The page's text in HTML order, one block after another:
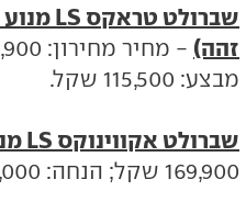
זהה)
מבצע: 115,500 שקל.
שברולט אקווינוקס LS מנוע 2.4 ליטר 2X4
169,900 שקל; הנחה: 9,000 שקל; מחיר מבצע: 160,900 שקל.